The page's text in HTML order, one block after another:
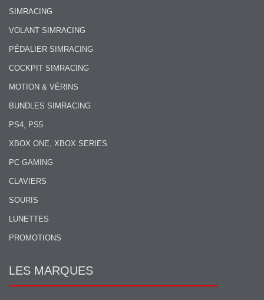
SIMRACING
VOLANT SIMRACING
PÉDALIER SIMRACING
COCKPIT SIMRACING
MOTION & VÉRINS
BUNDLES SIMRACING
PS4, PS5
XBOX ONE, XBOX SERIES
PC GAMING
CLAVIERS
SOURIS
LUNETTES
PROMOTIONS
LES MARQUES